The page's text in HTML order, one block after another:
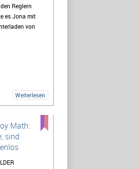
Reglern
es Jona mit
von
Weiterlesen
Math:
sind